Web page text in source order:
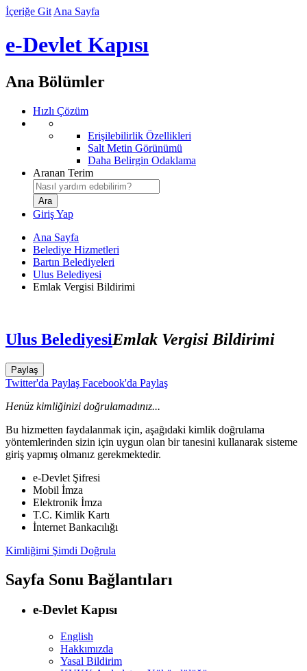
İçeriğe Git Ana Sayfa
e-Devlet Kapısı
Ana Bölümler
Hızlı Çözüm
Erişilebilirlik Özellikleri
Salt Metin Görünümü
Daha Belirgin Odaklama
Aranan Terim
Giriş Yap
Ana Sayfa
Belediye Hizmetleri
Bartın Belediyeleri
Ulus Belediyesi
Emlak Vergisi Bildirimi
Ulus BelediyesiEmlak Vergisi Bildirimi
Paylaş
Twitter'da Paylaş Facebook'da Paylaş
Henüz kimliğinizi doğrulamadınız...
Bu hizmetten faydalanmak için, aşağıdaki kimlik doğrulama
yöntemlerinden sizin için uygun olan bir tanesini kullanarak sisteme
giriş yapmış olmanız gerekmektedir.
e-Devlet Şifresi
Mobil İmza
Elektronik İmza
T.C. Kimlik Kartı
İnternet Bankacılığı
Kimliğimi Şimdi Doğrula
Sayfa Sonu Bağlantıları
e-Devlet Kapısı
English
Hakkımızda
Yasal Bildirim